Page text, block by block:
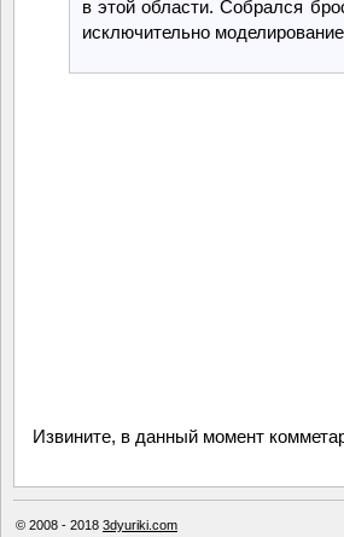
в этой области. Собрался
исключительно
Извините, в данный момент
© 2008 - 2018 3dyuriki.com